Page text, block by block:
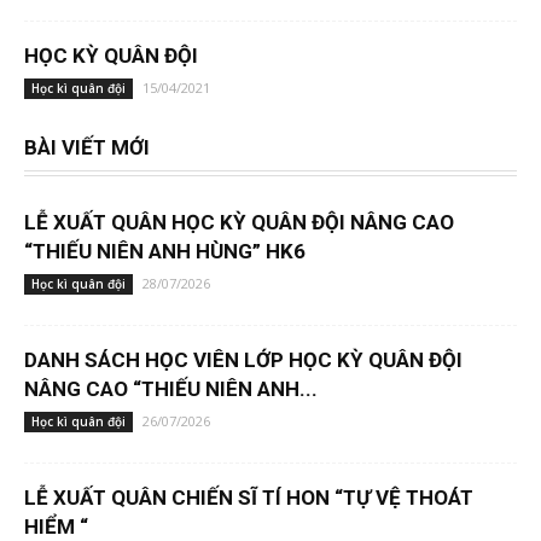
HỌC KỲ QUÂN ĐỘI
Học kì quân đội 15/04/2021
BÀI VIẾT MỚI
LỄ XUẤT QUÂN HỌC KỲ QUÂN ĐỘI NÂNG CAO
“THIẾU NIÊN ANH HÙNG” HK6
Học kì quân đội 28/07/2026
DANH SÁCH HỌC VIÊN LỚP HỌC KỲ QUÂN ĐỘI
NÂNG CAO “THIẾU NIÊN ANH...
Học kì quân đội 26/07/2026
LỄ XUẤT QUÂN CHIẾN SĨ TÍ HON “TỰ VỆ THOÁT
HIỂM “